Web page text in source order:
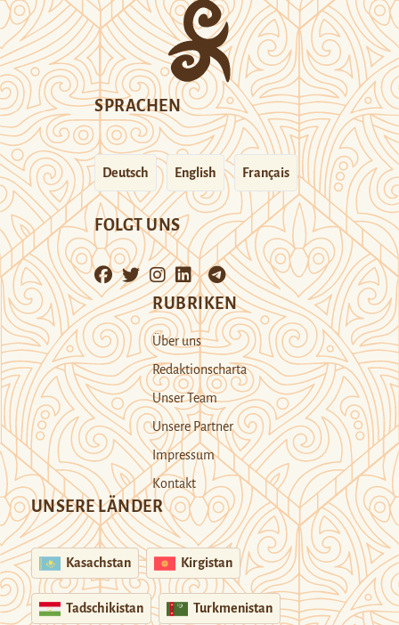
SPRACHEN
Deutsch English Français
FOLGT UNS
RUBRIKEN
Über uns
Redaktionscharta
Unser Team
Unsere Partner
Impressum
Kontakt
UNSERE LÄNDER
Kasachstan Kirgistan
Tadschikistan Turkmenistan